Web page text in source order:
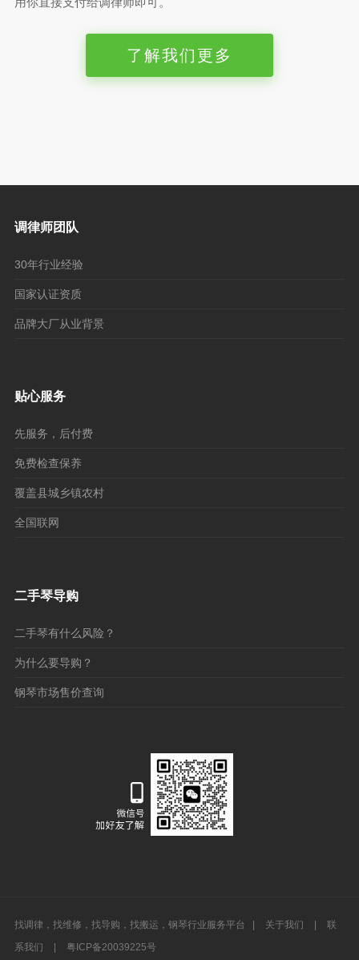
了解我们更多
调律师团队
30年行业经验
国家认证资质
品牌大厂从业背景
贴心服务
先服务，后付费
免费检查保养
覆盖县城乡镇农村
全国联网
二手琴导购
二手琴有什么风险？
为什么要导购？
钢琴市场售价查询
找调律，找维修，找导购，找搬运，钢琴行业服务平台 | 关于我们
联
系我们
粤ICP备20039225号